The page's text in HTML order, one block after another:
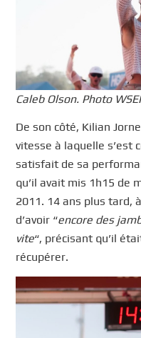
Caleb Olson. Photo
De son côté, Kilian
vitesse à laquelle s’est
satisfait de sa
qu’il avait mis 1h15 de
2011. 14 ans plus tard,
d’avoir “encore des
vite“, précisant qu’il
récupérer.